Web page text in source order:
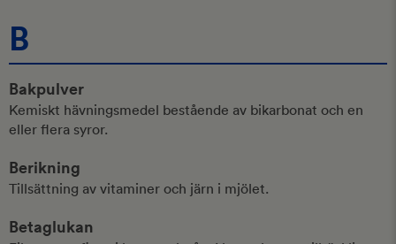
B
Bakpulver
Kemiskt hävningsmedel bestående av bikarbonat och en
eller flera syror.
Berikning
Tillsättning av vitaminer och järn i mjölet.
Betaglukan